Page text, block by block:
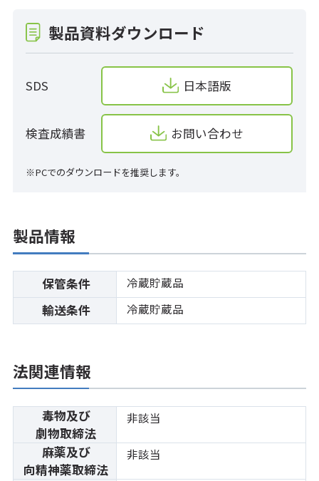
製品資料ダウンロード
SDS 日本語版
検査成績書 お問い合わせ
※PCでのダウンロードを推奨します。
製品情報
保管条件 冷蔵貯蔵品
輸送条件 冷蔵貯蔵品
法関連情報
毒物及び
劇物取締法
非該当
麻薬及び
向精神薬取締法
非該当